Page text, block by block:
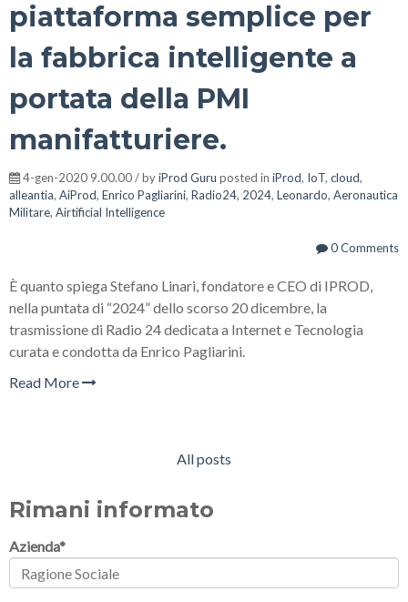
piattaforma semplice per
la fabbrica intelligente a
portata della PMI
manifatturiere.
4-gen-2020 9.00.00 / byiProd Guru posted in iProd, IoT, cloud,
alleantia, AiProd, Enrico Pagliarini, Radio24, 2024, Leonardo, Aeronautica
Militare, Airtificial Intelligence
0 Comments
È quanto spiega Stefano Linari, fondatore e CEO di IPROD,
nella puntata di “2024” dello scorso 20 dicembre, la
trasmissione di Radio 24 dedicata a Internet e Tecnologia
curata e condotta da Enrico Pagliarini.
Read More
All posts
Rimani informato
Azienda*